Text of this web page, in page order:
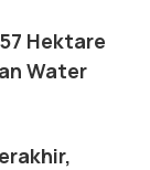
Hektare
Water